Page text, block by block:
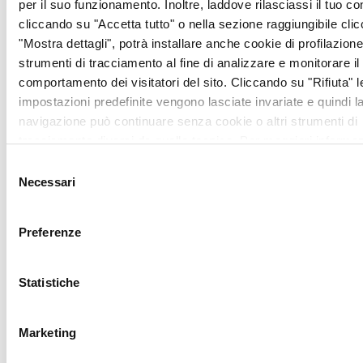
per il suo funzionamento. Inoltre, laddove rilasciassi il tuo
cliccando su "Accetta tutto" o nella sezione raggiungibile
"Mostra dettagli", potrà installare anche cookie di
strumenti di tracciamento al fine di analizzare e monitorare il
comportamento dei visitatori del sito. Cliccando su "Rifiuta"
impostazioni predefinite vengono lasciate invariate e quindi
navigazione può continuare senza cookie o altri strumenti di
delNecessari
Preferenze
Statistiche
Marketing
Azienda Amica ANT